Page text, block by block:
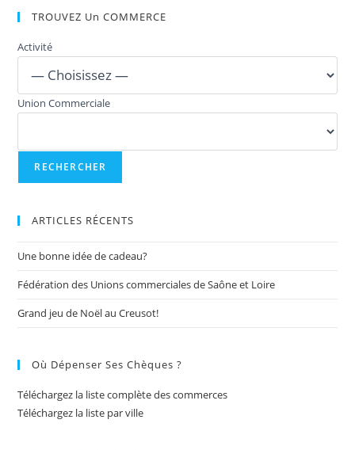
TROUVEZ Un COMMERCE
Activité
Union Commerciale
ARTICLES RÉCENTS
Une bonne idée de cadeau?
Fédération des Unions commerciales de Saône et Loire
Grand jeu de Noël au Creusot!
Où Dépenser Ses Chèques ?
Téléchargez la liste complète des commerces
Téléchargez la liste par ville